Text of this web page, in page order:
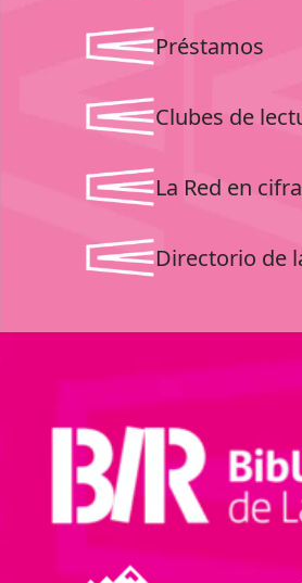
Préstamos
Clubes de
La Red en
Directorio de